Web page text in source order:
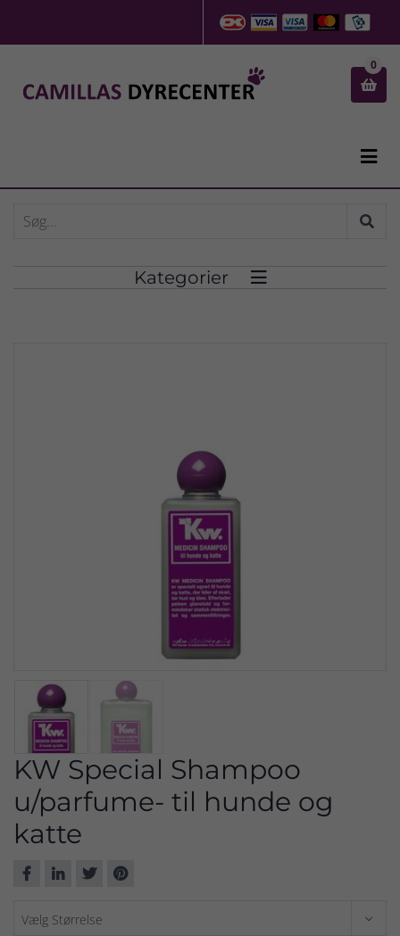

0

Kategorier 
KW Special Shampoo
u/parfume- til hunde og
katte